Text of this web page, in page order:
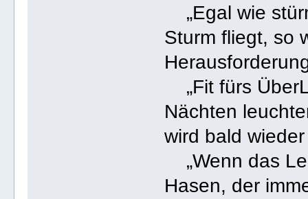
„Egal wie
Sturm fliegt, so
„Fit fürs
Nächten
wird bald
„Wenn das
Hasen, der